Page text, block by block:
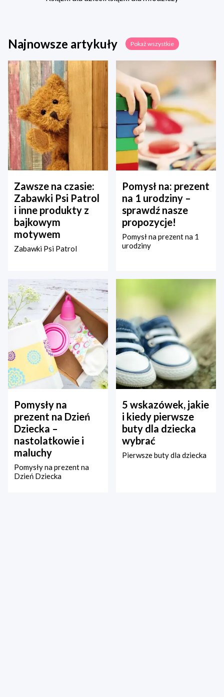
Najnowsze artykuły Pokaż wszystkie
Zawsze na czasie:
Zabawki Psi Patrol
i inne produkty z
bajkowym
motywem
Zabawki Psi Patrol
Pomysł na: prezent
na 1 urodziny –
sprawdź nasze
propozycje!
Pomysł na prezent na 1
urodziny
Pomysły na
prezent na Dzień
Dziecka –
nastolatkowie i
maluchy
Pomysły na prezent na
Dzień Dziecka
5 wskazówek, jakie
i kiedy pierwsze
buty dla dziecka
wybrać
Pierwsze buty dla dziecka